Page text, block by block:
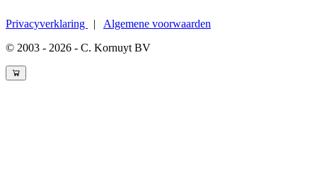
Privacyverklaring | Algemene voorwaarden
© 2003 - 2026 - C. Kornuyt BV